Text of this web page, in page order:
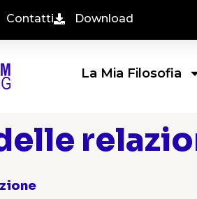
Contatti Download
La Mia Filosofia